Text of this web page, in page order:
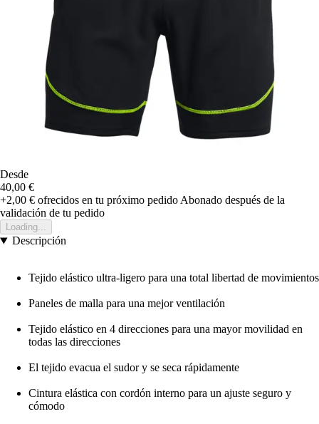
Desde
40,00 €
+2,00 € ofrecidos en tu próximo pedido Abonado después de la
validación de tu pedido
Loading...
Descripción
Tejido elástico ultra-ligero para una total libertad de movimientos
Paneles de malla para una mejor ventilación
Tejido elástico en 4 direcciones para una mayor movilidad en
todas las direcciones
El tejido evacua el sudor y se seca rápidamente
Cintura elástica con cordón interno para un ajuste seguro y
cómodo